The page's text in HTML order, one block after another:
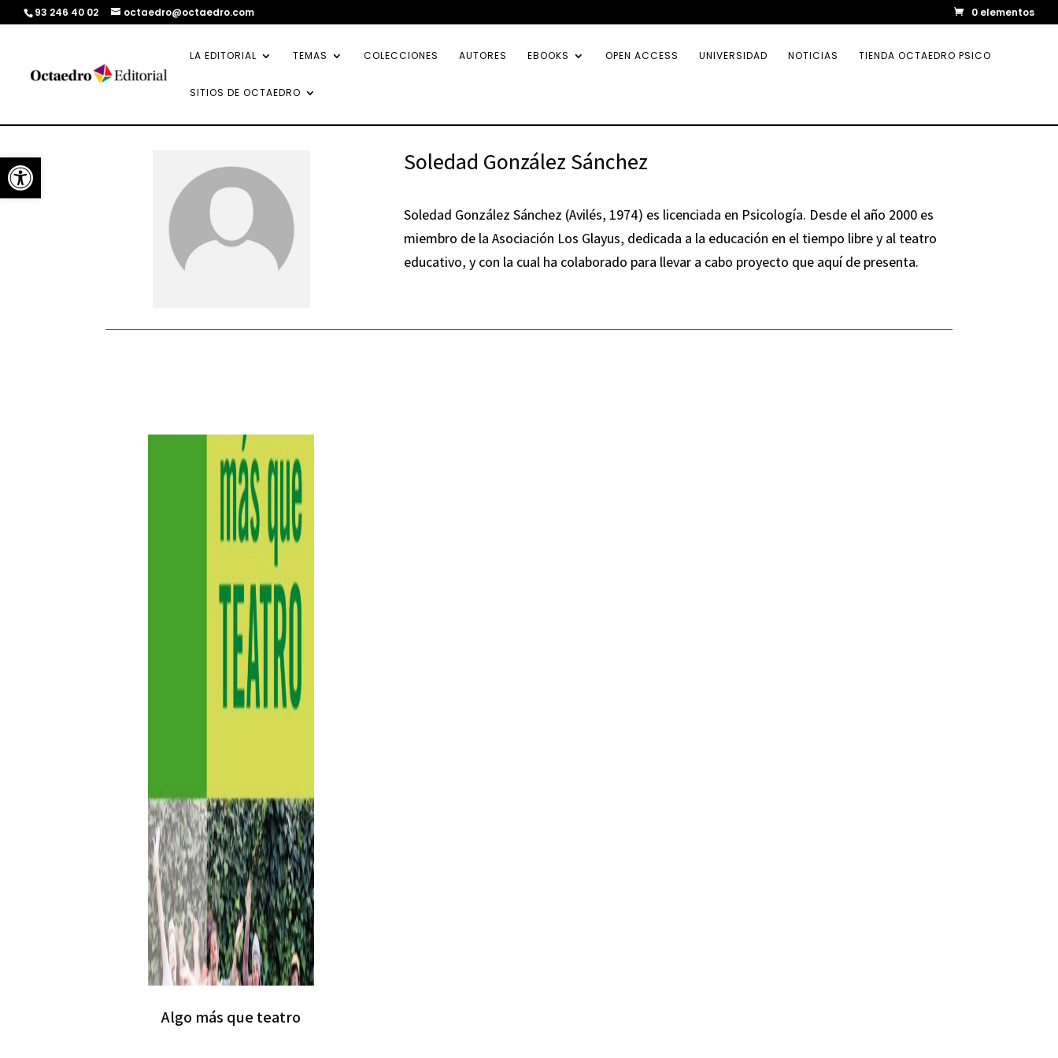
Abrir barra de herramientas
93 246 40 02 octaedro@octaedro.com 0 elementos
LA EDITORIAL TEMAS COLECCIONES AUTORES EBOOKS OPEN ACCESS UNIVERSIDAD NOTICIAS TIENDA OCTAEDRO PSICO
SITIOS DE OCTAEDRO
Soledad González Sánchez
Soledad González Sánchez (Avilés, 1974) es licenciada en Psicología. Desde el año 2000 es
miembro de la Asociación Los Glayus, dedicada a la educación en el tiempo libre y al teatro
educativo, y con la cual ha colaborado para llevar a cabo proyecto que aquí de presenta.
Algo más que teatro